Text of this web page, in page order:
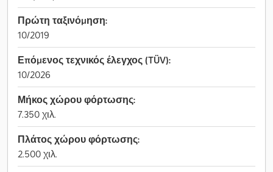
Πρώτη ταξινόμηση:
10/2019
Επόμενος τεχνικός έλεγχος (TÜV):
10/2026
Μήκος χώρου φόρτωσης:
7.350 χιλ.
Πλάτος χώρου φόρτωσης:
2.500 χιλ.